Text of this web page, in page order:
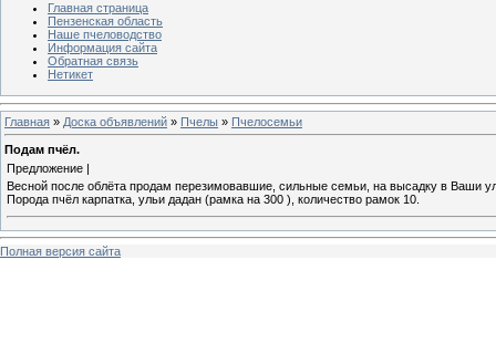
Главная страница
Пензенская область
Наше пчеловодство
Информация сайта
Обратная связь
Нетикет
Главная » Доска объявлений » Пчелы » Пчелосемьи
Подам пчёл.
Предложение |
Весной после облёта продам перезимовавшие, сильные семьи, на высадку в Ваши
Порода пчёл карпатка, ульи дадан (рамка на 300 ), количество рамок 10.
Полная версия сайта